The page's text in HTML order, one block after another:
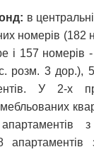
в
номерів (182
і 157 номерів
розм. 3 дор.),
У 2-х
апартаментів